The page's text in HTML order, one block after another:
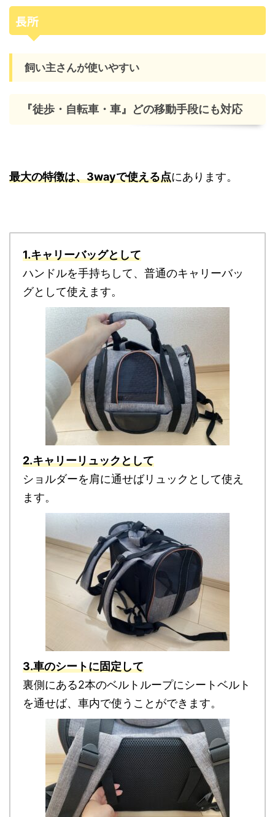
長所
飼い主さんが使いやすい
『徒歩・自転車・車』どの移動手段にも対応
最大の特徴は、3wayで使える点にあります。
1.キャリーバッグとして
ハンドルを手持ちして、普通のキャリーバッ
グとして使えます。
2.キャリーリュックとして
ショルダーを肩に通せばリュックとして使え
ます。
3.車のシートに固定して
裏側にある2本のベルトループにシートベルト
を通せば、車内で使うことができます。